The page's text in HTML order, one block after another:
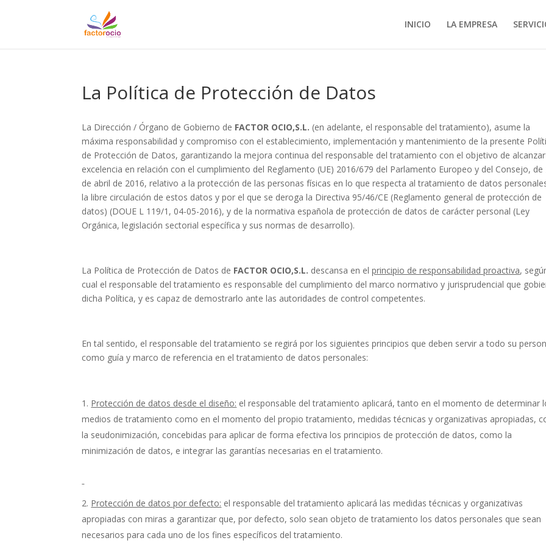
INICIO LA EMPRESA
La Política de Protección de Datos
La Dirección / Órgano de Gobierno de FACTOR OCIO,S.L. (en adelante, el responsable del tratamiento), asume la
máxima responsabilidad y compromiso con el establecimiento, implementación y mantenimiento de la presente
de Protección de Datos, garantizando la mejora continua del responsable del tratamiento con el objetivo de
excelencia en relación con el cumplimiento del Reglamento (UE) 2016/679 del Parlamento Europeo y del Consejo, de
de abril de 2016, relativo a la protección de las personas físicas en lo que respecta al tratamiento de datos
la libre circulación de estos datos y por el que se deroga la Directiva 95/46/CE (Reglamento general de protección de
datos) (DOUE L 119/1, 04-05-2016), y de la normativa española de protección de datos de carácter personal (Ley
Orgánica, legislación sectorial específica y sus normas de desarrollo).
La Política de Protección de Datos de FACTOR OCIO,S.L. descansa en elprincipio de responsabilidad proactiva,
cual el responsable del tratamiento es responsable del cumplimiento del marco normativo y jurisprudencial que
dicha Política, y es capaz de demostrarlo ante las autoridades de control competentes.
En tal sentido, el responsable del tratamiento se regirá por los siguientes principios que deben servir a todo su
como guía y marco de referencia en el tratamiento de datos personales:
Protección de datos desde el diseño: el responsable del tratamiento aplicará, tanto en el momento de determinar
medios de tratamiento como en el momento del propio tratamiento, medidas técnicas y organizativas apropiadas,
la seudonimización, concebidas para aplicar de forma efectiva los principios de protección de datos, como la
minimización de datos, e integrar las garantías necesarias en el tratamiento.
Protección de datos por defecto: el responsable del tratamiento aplicará las medidas técnicas y organizativas
apropiadas con miras a garantizar que, por defecto, solo sean objeto de tratamiento los datos personales que sean
necesarios para cada uno de los fines específicos del tratamiento.